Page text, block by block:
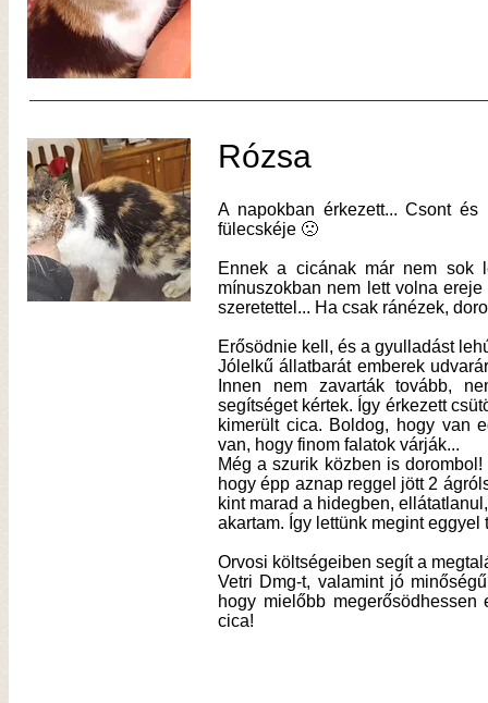
Rózsa
A napokban érkezett... Csont
fülecskéje 🙁
Ennek a cicának már nem sok
mínuszokban nem lett volna
szeretettel... Ha csak ránézek,
Erősödnie kell, és a gyulladást
Jólelkű állatbarát emberek
Innen nem zavarták tovább,
segítséget kértek. Így érkezett
kimerült cica. Boldog, hogy van
van, hogy finom falatok várják...
Még a szurik közben is
hogy épp aznap reggel jött 2
kint marad a hidegben,
akartam. Így lettünk megint eggyel
Orvosi költségeiben segít a
Vetri Dmg-t, valamint jó
hogy mielőbb
cica!